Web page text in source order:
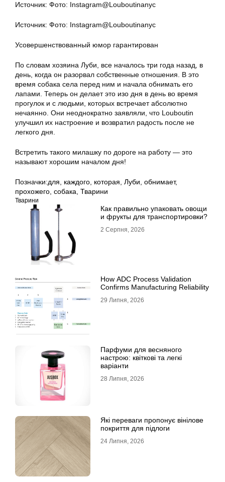
Источник: Фото: Instagram@Louboutinanyc
Источник: Фото: Instagram@Louboutinanyc
Усовершенствованный юмор гарантирован
По словам хозяина Луби, все началось три года назад, в
день, когда он разорвал собственные отношения. В это
время собака села перед ним и начала обнимать его
лапами. Теперь он делает это изо дня в день во время
прогулок и с людьми, которых встречает абсолютно
нечаянно. Они неоднократно заявляли, что Louboutin
улучшил их настроение и возвратил радость после не
легкого дня.
Встретить такого милашку по дороге на работу — это
называют хорошим началом дня!
Позначки:для каждого которая Луби обнимает,
прохожего собака Тварини
Тварини
Как правильно упаковать овощи
и фрукты для транспортировки?
2 Серпня, 2026
How ADC Process Validation
Confirms Manufacturing Reliability
29 Липня, 2026
Парфуми для весняного
настрою: квіткові та легкі
варіанти
28 Липня, 2026
Які переваги пропонує вінілове
покриття для підлоги
24 Липня, 2026